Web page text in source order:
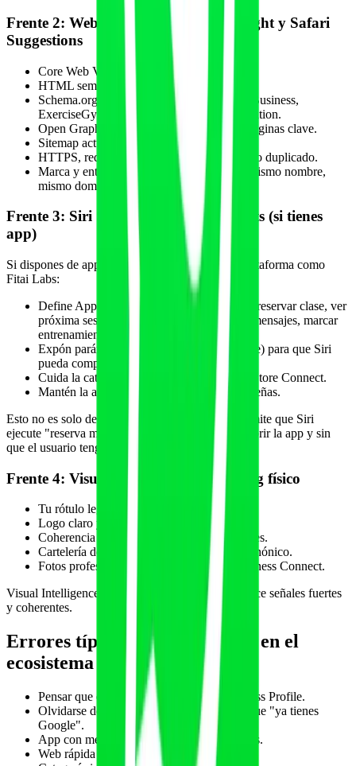
Frente 2: Web optimizada para Spotlight y Safari
Suggestions
Core Web Vitals correctos.
HTML semántico.
Schema.org: LocalBusiness, GymOrLocalBusiness,
ExerciseGym, Service, FAQPage, Organization.
Open Graph y Twitter Cards en todas las páginas clave.
Sitemap actualizado y enviado.
HTTPS, redirecciones limpias, sin contenido duplicado.
Marca y entidad coherentes (mismo logo, mismo nombre,
mismo dominio en todas las menciones).
Frente 3: Siri Suggestions y App Intents (si tienes
app)
Si dispones de app propia o app dentro de una plataforma como
Fitai Labs:
Define App Intents para las acciones clave: reservar clase, ver
próxima sesión, abrir programa actual, ver mensajes, marcar
entrenamiento.
Expón parámetros (fecha, hora, tipo de clase) para que Siri
pueda completar acciones por voz.
Cuida la categoría y los metadatos en App Store Connect.
Mantén la app actualizada y con buenas reseñas.
Esto no es solo decoración técnica. Es lo que permite que Siri
ejecute "reserva mi clase de pilates de las 7" sin abrir la app y sin
que el usuario tenga que pensar.
Frente 4: Visual Intelligence y branding físico
Tu rótulo legible y bien iluminado.
Logo claro y registrado.
Coherencia visual entre fachada, web y redes.
Cartelería de eventos con QR + dominio canónico.
Fotos profesionales del local en Apple Business Connect.
Visual Intelligence funciona mejor cuando reconoce señales fuertes
y coherentes.
Errores típicos al pensar GEO en el
ecosistema Apple
Pensar que es lo mismo que Google Business Profile.
Olvidarse de Apple Business Connect porque "ya tienes
Google".
App con metadatos pobres y sin App Intents.
Web rápida pero sin schema.